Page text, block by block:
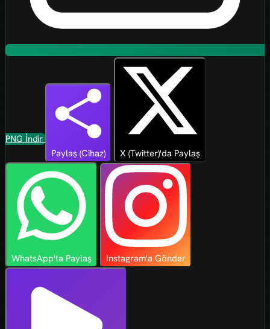
PNG İndir
Paylaş (Cihaz)
X (Twitter)'da Paylaş
WhatsApp'ta Paylaş Instagram'a Gönder